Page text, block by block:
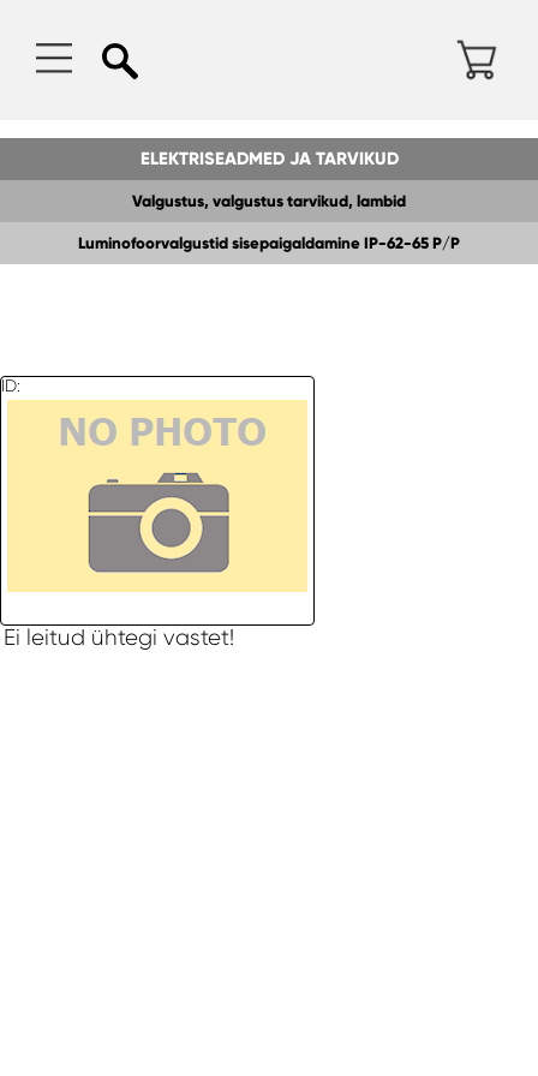
ELEKTRISEADMED JA TARVIKUD
Valgustus, valgustus tarvikud, lambid
Luminofoorvalgustid sisepaigaldamine IP-62-65 P/P
ID:
Ei leitud ühtegi vastet!